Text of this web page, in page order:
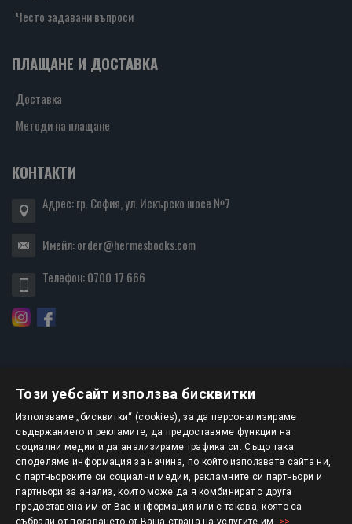
Често задавани въпроси
ПЛАЩАНЕ И ДОСТАВКА
Доставка
Методи на плащане
КОНТАКТИ
Адрес: гр. София, ул. Искърско шосе №7
Имейл:order@hermesbooks.com
Телефон:0700 17 666
БЮЛЕТИН
АБОНИРАНЕ
Този уебсайт използва бисквитки
Използваме „бисквитки“ (cookies), за да персонализираме
съдържанието и рекламите, да предоставяме функции на
социални медии и да анализираме трафика си. Също така
споделяме информация за начина, по който използвате сайта ни,
с партньорските си социални медии, рекламните си партньори и
партньори за анализ, които може да я комбинират с друга
предоставена им от Вас информация или с такава, която са
събрали от ползването от Ваша страна на услугите им. >>